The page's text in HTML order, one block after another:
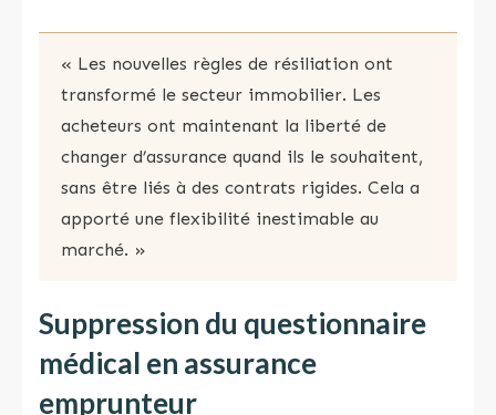
« Les nouvelles règles de résiliation ont
transformé le secteur immobilier. Les
acheteurs ont maintenant la liberté de
changer d’assurance quand ils le souhaitent,
sans être liés à des contrats rigides. Cela a
apporté une flexibilité inestimable au
marché. »
Suppression du questionnaire
médical en assurance
emprunteur